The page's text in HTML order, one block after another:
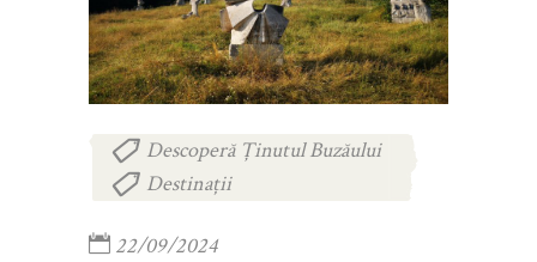
Descoperă Ținutul Buzăului
Destinații
22/09/2024